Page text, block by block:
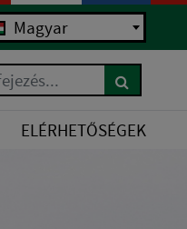
Magyar
ELÉRHETŐSÉGEK